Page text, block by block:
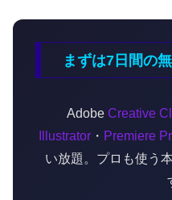
まずは7日間の
Adobe Creative
Illustrator・ Premiere
い放題。プロも使う